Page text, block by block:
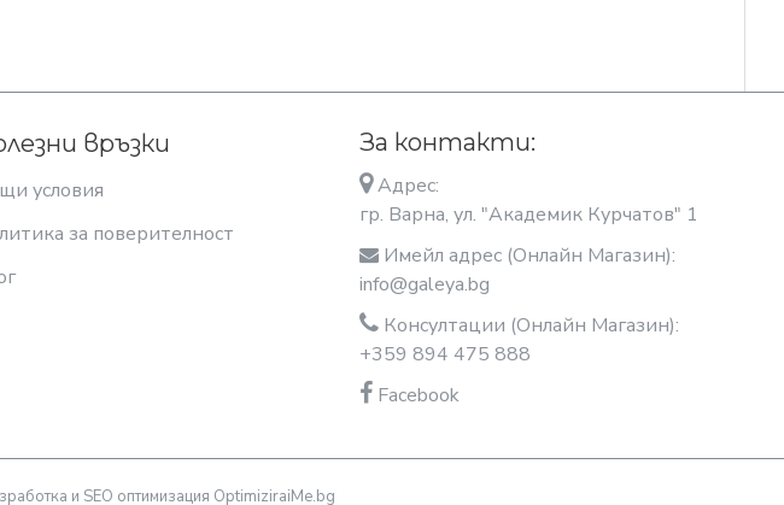
връзки
условия
за поверителност
За контакти:
Адрес:
гр. Варна, ул. "Академик Курчатов" 1
Имейл адрес (Онлайн Магазин):
info@galeya.bg
Консултации (Онлайн Магазин):
+359 894 475 888
Facebook
и SEO оптимизация OptimiziraiMe.bg